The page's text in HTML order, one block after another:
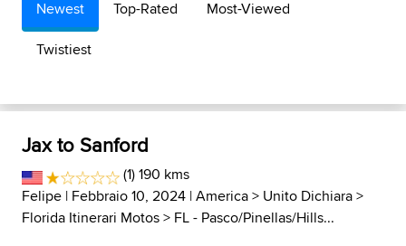
Newest Top-Rated
Most-Viewed
Twistiest
Jax to Sanford
(1) 190 kms
Felipe | Febbraio 10, 2024 |America> Unito Dichiara>
Florida Itinerari Motos> FL - Pasco/Pinellas/Hills...